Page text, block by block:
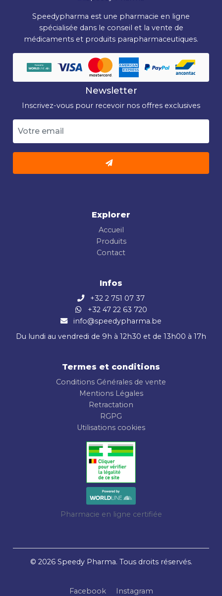
Speedypharma est une pharmacie en ligne
spécialisée dans le conseil et la vente de
médicaments et produits parapharmaceutiques.
Newsletter
Inscrivez-vous pour recevoir nos offres exclusives
Explorer
Accueil
Produits
Contact
Infos
+32 2 751 07 37
+32 47 22 63 720
info@speedypharma.be
Du lundi au vendredi de 9h à 12h30 et de 13h00 à 17h
Termes et conditions
Conditions Générales de vente
Mentions Légales
Retractation
RGPG
Utilisations cookies
Pharmacie en ligne certifiée
© 2026 Speedy Pharma. Tous droits réservés.
Facebook Instagram